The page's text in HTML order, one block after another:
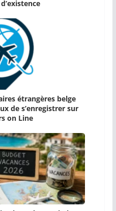
étrangères belge
de s’enregistrer sur
on Line